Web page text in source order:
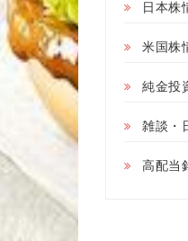
日本株
米国株
純金投
雑談・
高配当